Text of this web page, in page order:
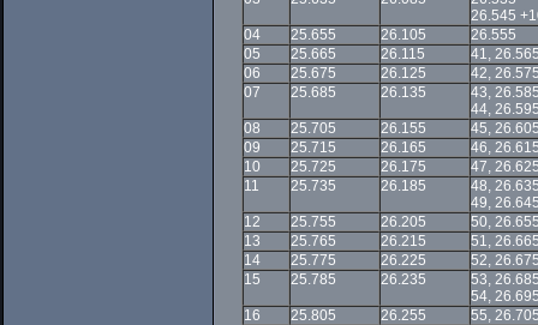
26.545
04
25.655 26.105
26.555
05
25.665 26.115
41,
06
25.675 26.125
42,
07
25.685 26.135
43,
44,
08
25.705 26.155
45,
09
25.715 26.165
46,
10
25.725 26.175
47,
11
25.735 26.185
48,
49,
12
25.755 26.205
50,
13
25.765 26.215
51,
14
25.775 26.225
52,
15
25.785 26.235
53,
54,
16
25.805 26.255
55,